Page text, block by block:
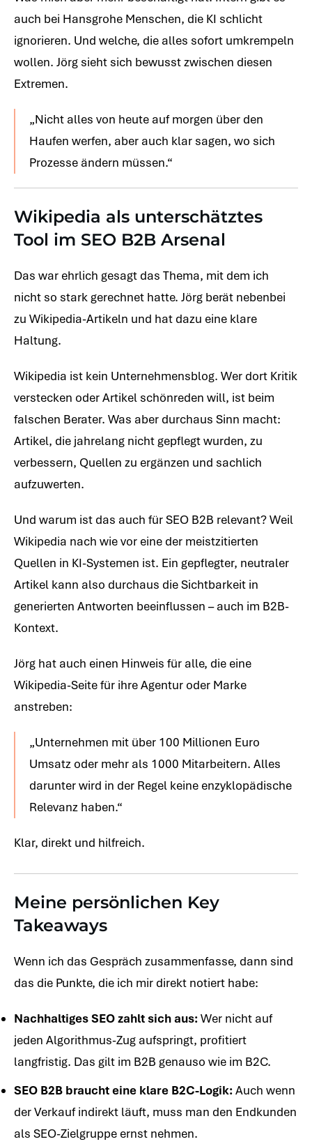
auch bei Hansgrohe Menschen, die KI schlicht
ignorieren. Und welche, die alles sofort umkrempeln
wollen. Jörg sieht sich bewusst zwischen diesen
Extremen.
„Nicht alles von heute auf morgen über den
Haufen werfen, aber auch klar sagen, wo sich
Prozesse ändern müssen.“
Wikipedia als unterschätztes
Tool im SEO B2B Arsenal
Das war ehrlich gesagt das Thema, mit dem ich
nicht so stark gerechnet hatte. Jörg berät nebenbei
zu Wikipedia-Artikeln und hat dazu eine klare
Haltung.
Wikipedia ist kein Unternehmensblog. Wer dort Kritik
verstecken oder Artikel schönreden will, ist beim
falschen Berater. Was aber durchaus Sinn macht:
Artikel, die jahrelang nicht gepflegt wurden, zu
verbessern, Quellen zu ergänzen und sachlich
aufzuwerten.
Und warum ist das auch für SEO B2B relevant? Weil
Wikipedia nach wie vor eine der meistzitierten
Quellen in KI-Systemen ist. Ein gepflegter, neutraler
Artikel kann also durchaus die Sichtbarkeit in
generierten Antworten beeinflussen – auch im B2B-
Kontext.
Jörg hat auch einen Hinweis für alle, die eine
Wikipedia-Seite für ihre Agentur oder Marke
anstreben:
„Unternehmen mit über 100 Millionen Euro
Umsatz oder mehr als 1000 Mitarbeitern. Alles
darunter wird in der Regel keine enzyklopädische
Relevanz haben.“
Klar, direkt und hilfreich.
Meine persönlichen Key
Takeaways
Wenn ich das Gespräch zusammenfasse, dann sind
das die Punkte, die ich mir direkt notiert habe:
Nachhaltiges SEO zahlt sich aus:Wer nicht auf
jeden Algorithmus-Zug aufspringt, profitiert
langfristig. Das gilt im B2B genauso wie im B2C.
SEO B2B braucht eine klare B2C-Logik:Auch wenn
der Verkauf indirekt läuft, muss man den Endkunden
als SEO-Zielgruppe ernst nehmen.